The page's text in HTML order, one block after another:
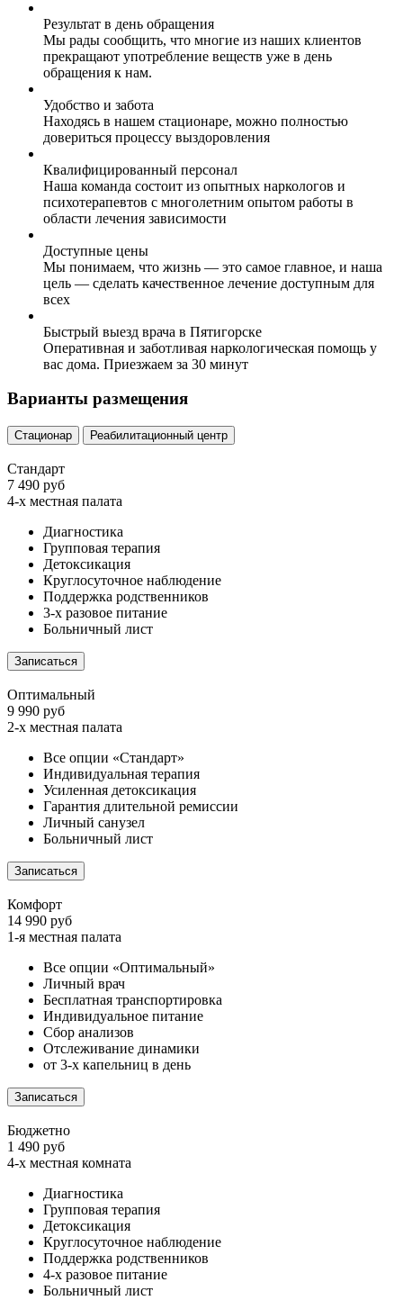
Результат в день обращения
Мы рады сообщить, что многие из наших клиентов
прекращают употребление веществ уже в день
обращения к нам.
Удобство и забота
Находясь в нашем стационаре, можно полностью
довериться процессу выздоровления
Квалифицированный персонал
Наша команда состоит из опытных наркологов и
психотерапевтов с многолетним опытом работы в
области лечения зависимости
Доступные цены
Мы понимаем, что жизнь — это самое главное, и наша
цель — сделать качественное лечение доступным для
всех
Быстрый выезд врача в Пятигорске
Оперативная и заботливая наркологическая помощь у
вас дома. Приезжаем за 30 минут
Варианты размещения
Стационар Реабилитационный центр
Стандарт
7 490 руб
4-х местная палата
Диагностика
Групповая терапия
Детоксикация
Круглосуточное наблюдение
Поддержка родственников
3-х разовое питание
Больничный лист
Записаться
Оптимальный
9 990 руб
2-х местная палата
Все опции «Стандарт»
Индивидуальная терапия
Усиленная детоксикация
Гарантия длительной ремиссии
Личный санузел
Больничный лист
Записаться
Комфорт
14 990 руб
1-я местная палата
Все опции «Оптимальный»
Личный врач
Бесплатная транспортировка
Индивидуальное питание
Сбор анализов
Отслеживание динамики
от 3-х капельниц в день
Записаться
Бюджетно
1 490 руб
4-х местная комната
Диагностика
Групповая терапия
Детоксикация
Круглосуточное наблюдение
Поддержка родственников
4-х разовое питание
Больничный лист